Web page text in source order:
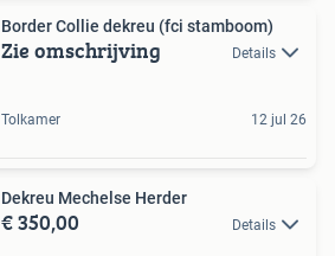
Border Collie dekreu (fci stamboom)
Zie omschrijving Details
Tolkamer 12 jul 26
Dekreu Mechelse Herder
€ 350,00 Details